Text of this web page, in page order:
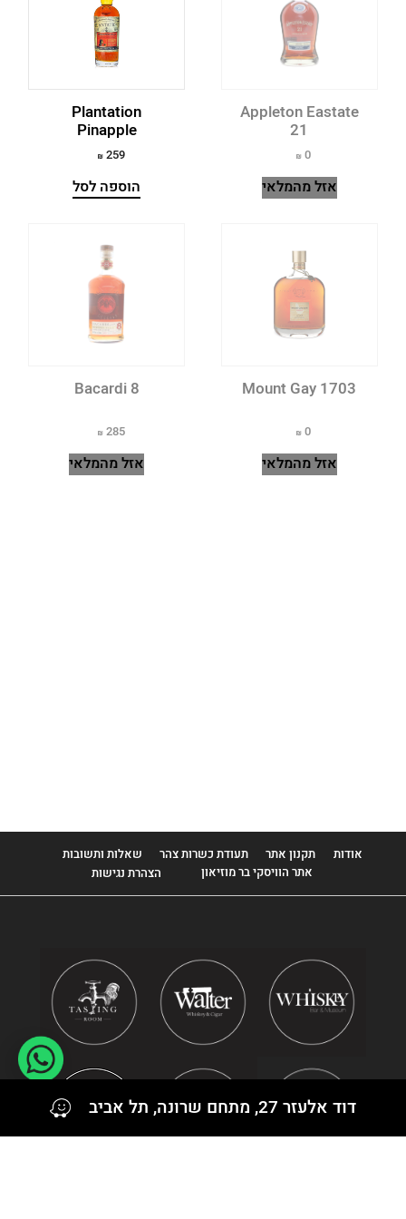
משתמש חדש/אורח
Plantation
200-500
500-1000
Appleton Eastate
21
0
אזל מהמלאי
Plantation
Pinapple
259
הוספה לסל
Mount Gay 1703
0
אזל מהמלאי
Bacardi 8
285
אזל מהמלאי
אודות תקנון אתר תעודת כשרות צהר
שאלות ותשובות
אתר הוויסקי בר מוזיאון
הצהרת נגישות
דוד אלעזר 27, מתחם שרונה, תל אביב